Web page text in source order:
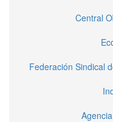
Central
Federación Sindical